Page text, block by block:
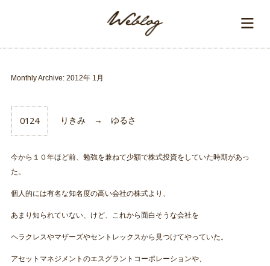
Monthly Archive: 2012年 1月
0124 りきみ → ゆるさ
今から１０年ほど前、勉強を兼ねて少額で株式投資をしていた時期があっ
た。
個人的には有名な知名度の高い会社の株式より、
あまり知られていない、けど、これから面白そうな会社を
ヘラクレスやマザーズやセントレックスから見つけてやっていた。
アセットマネジメントのエスグラントコーポレーションや、